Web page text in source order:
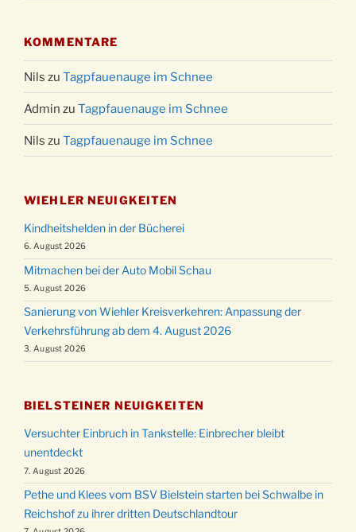
KOMMENTARE
Nils zu Tagpfauenauge im Schnee
Admin zu Tagpfauenauge im Schnee
Nils zu Tagpfauenauge im Schnee
WIEHLER NEUIGKEITEN
Kindheitshelden in der Bücherei
6. August 2026
Mitmachen bei der Auto Mobil Schau
5. August 2026
Sanierung von Wiehler Kreisverkehren: Anpassung der
Verkehrsführung ab dem 4. August 2026
3. August 2026
BIELSTEINER NEUIGKEITEN
Versuchter Einbruch in Tankstelle: Einbrecher bleibt
unentdeckt
7. August 2026
Pethe und Klees vom BSV Bielstein starten bei Schwalbe in
Reichshof zu ihrer dritten Deutschlandtour